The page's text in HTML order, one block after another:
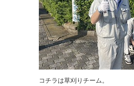
コチラは草刈りチーム。